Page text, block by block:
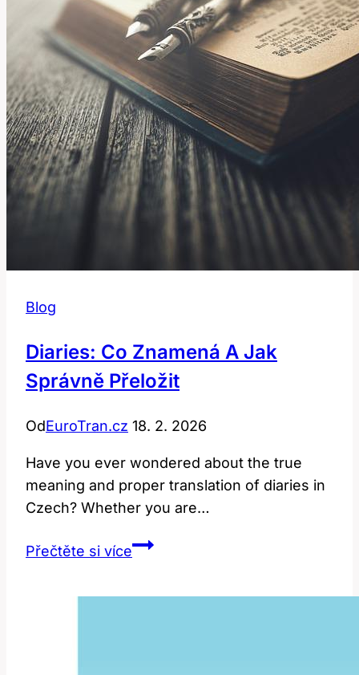
Znamená?
Blog
Diaries: Co Znamená A Jak
Správně Přeložit
OdEuroTran.cz 18. 2. 2026
Have you ever wondered about the true
meaning and proper translation of diaries in
Czech? Whether you are…
Přečtěte si víceDiaries: